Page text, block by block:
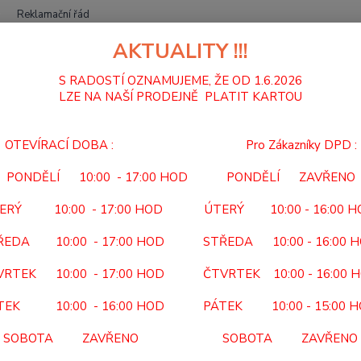
Reklamační řád
KARTÁČ PRODLOUŽENÝ ADL
ADL
KÓD
AKTUALITY !!!
S RADOSTÍ OZNAMUJEME, ŽE OD 1.6.2026
LZE NA NAŠÍ PRODEJNĚ PLATIT KARTOU
OTEVÍRACÍ DOBA : Pro Zákazníky DPD :
PONDĚLÍ 10:00 - 17:00 HOD PONDĚLÍ ZAVŘENO
10:00 - 17:00 HOD ÚTERÝ 10:00 - 16:00
10:00 - 17:00 HOD STŘEDA 10:00 - 16:00
10:00 - 17:00 HOD ČTVRTEK 10:00 - 16:00
10:00 - 16:00 HOD PÁTEK 10:00 - 15:00
SOBOTA ZAVŘENO SOBOTA ZAVŘENO